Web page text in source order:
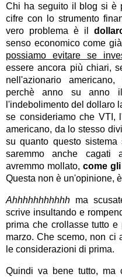
Chi ha seguito il blog si è
cifre con lo strumento
vero problema è il
senso economico come
possiamo evitare se
essere ancora più chiari,
nell'azionario
perchè anno su anno
l'indebolimento del dollaro
se consideriamo che VTI,
americano, da lo stesso
su quanto questo
saremmo anche cagati
avremmo mollato, come
Questa non è un'opinione,
Ahhhhhhhhhhh ma
scrive insultando e
prima che crollasse tutto
marzo. Che scemo, non ci
le considerazioni di prima.
Quindi va bene tutto, ma